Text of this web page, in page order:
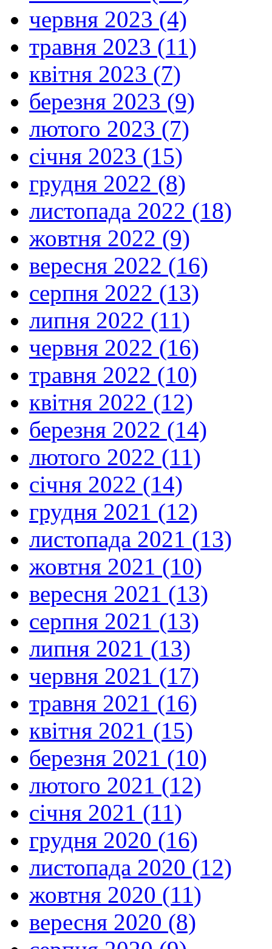
червня 2023 (4)
травня 2023 (11)
квітня 2023 (7)
березня 2023 (9)
лютого 2023 (7)
січня 2023 (15)
грудня 2022 (8)
листопада 2022 (18)
жовтня 2022 (9)
вересня 2022 (16)
серпня 2022 (13)
липня 2022 (11)
червня 2022 (16)
травня 2022 (10)
квітня 2022 (12)
березня 2022 (14)
лютого 2022 (11)
січня 2022 (14)
грудня 2021 (12)
листопада 2021 (13)
жовтня 2021 (10)
вересня 2021 (13)
серпня 2021 (13)
липня 2021 (13)
червня 2021 (17)
травня 2021 (16)
квітня 2021 (15)
березня 2021 (10)
лютого 2021 (12)
січня 2021 (11)
грудня 2020 (16)
листопада 2020 (12)
жовтня 2020 (11)
вересня 2020 (8)